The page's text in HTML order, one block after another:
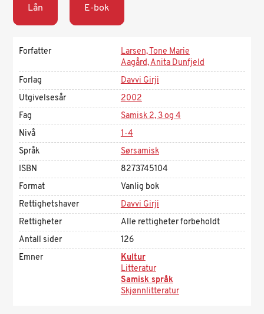
Lån E-bok
Forfatter
Larsen, Tone Marie
Aagård, Anita Dunfjeld
Forlag
Davvi Girji
Utgivelsesår
2002
Fag
Samisk 2, 3 og 4
Nivå
1-4
Språk
Sørsamisk
ISBN
8273745104
Format
Vanlig bok
Rettighetshaver
Davvi Girji
Rettigheter
Alle rettigheter forbeholdt
Antall sider
126
Emner
Kultur
Litteratur
Samisk språk
Skjønnlitteratur